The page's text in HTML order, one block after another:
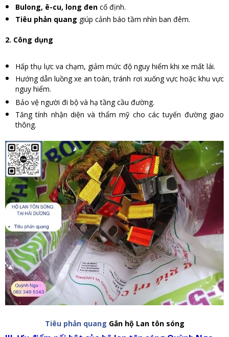
Bulong, ê-cu, long đen cố định.
Tiêu phản quang giúp cảnh báo tầm nhìn ban đêm.
2. Công dụng
Hấp thụ lực va chạm, giảm mức độ nguy hiểm khi xe mất lái.
Hướng dẫn luồng xe an toàn, tránh rơi xuống vực hoặc khu vực
nguy hiểm.
Bảo vệ người đi bộ và hạ tầng cầu đường.
Tăng tính nhận diện và thẩm mỹ cho các tuyến đường giao
thông.
Tiêu phản quang Gắn hộ Lan tôn sóng